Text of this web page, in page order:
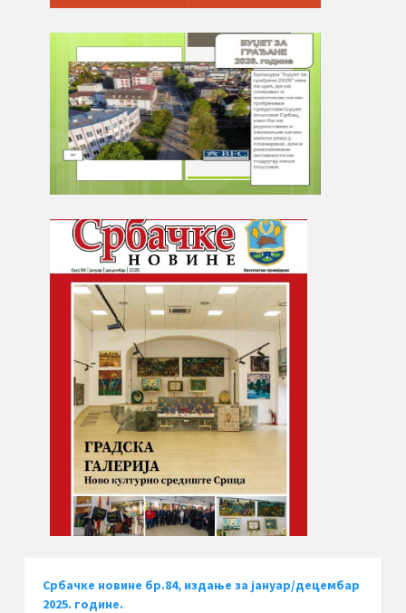
Србачке новине бр.84, издање за јануар/децембар
2025. године.